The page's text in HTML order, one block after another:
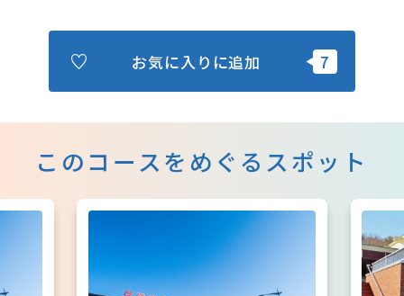
お気に入りに追加
このコースをめぐるスポット